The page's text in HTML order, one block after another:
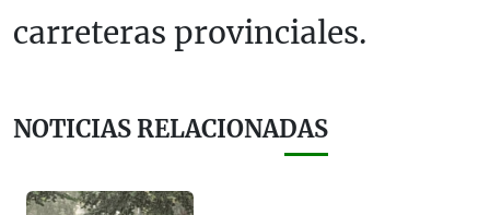
carreteras provinciales.
NOTICIAS RELACIONADAS